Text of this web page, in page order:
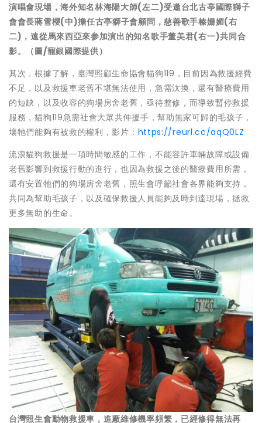
演唱會現場，海外知名林海陽大師(左二)受邀台北古亭國際獅子
會會長蔣雪櫻(中)擔任古亭獅子會顧問，慈善歌手榛姗媚(右
二)，遠從馬來西亞來参加演出的知名歌手董美君(右一)共同合
影。（圖/寵銀國際提供）
其次，根據了解，臺灣照顧生命協會貓狗119，目前因為救援經費
不足，以及救援車老舊不堪無法使用，急需汰換，還有醫療費用
的短缺，以及收容的狗場房舍老舊，亟待整修，而導致暫停救援
服務，貓狗119急需社會大眾共伸援手，幫助無家可歸的毛孩子，
壤牠們能夠有被救的權利，影片： https://reurl.cc/aqQ0LZ
流浪貓狗救援是一項時間敏感的工作，不能容許車輛故障或設備
老舊影響到救援行動的進行，也因為救援之後的醫療費用所需，
還有安置牠們的狗場房舍老舊，照生會呼籲社會各界能夠支持，
共同為幫助毛孩子，以及確保救援人員能夠及時到達現場，拯救
更多無助的生命。
台灣照生會動物救援車，進廠維修機率頻繁，已經修得無法再